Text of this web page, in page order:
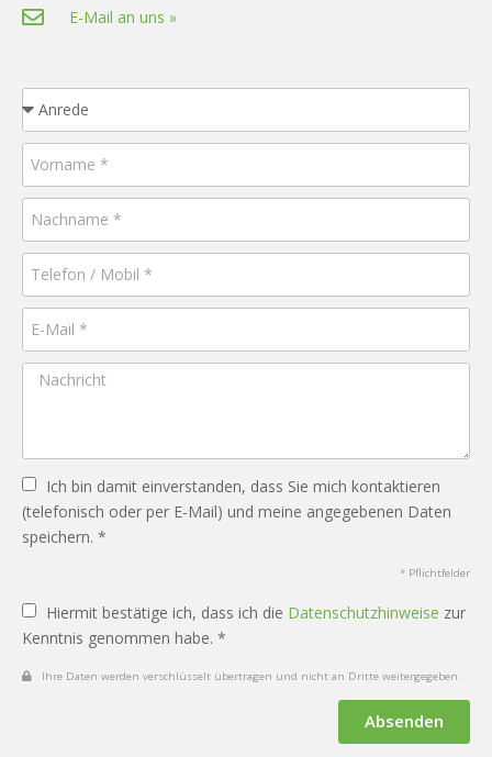
E-Mail an uns »
Ich bin damit einverstanden, dass Sie mich kontaktieren
(telefonisch oder per E-Mail) und meine angegebenen Daten
speichern. *
* Pflichtfelder
Hiermit bestätige ich, dass ich die Datenschutzhinweise zur
Kenntnis genommen habe. *
Ihre Daten werden verschlüsselt übertragen und nicht an Dritte weitergegeben.
Absenden